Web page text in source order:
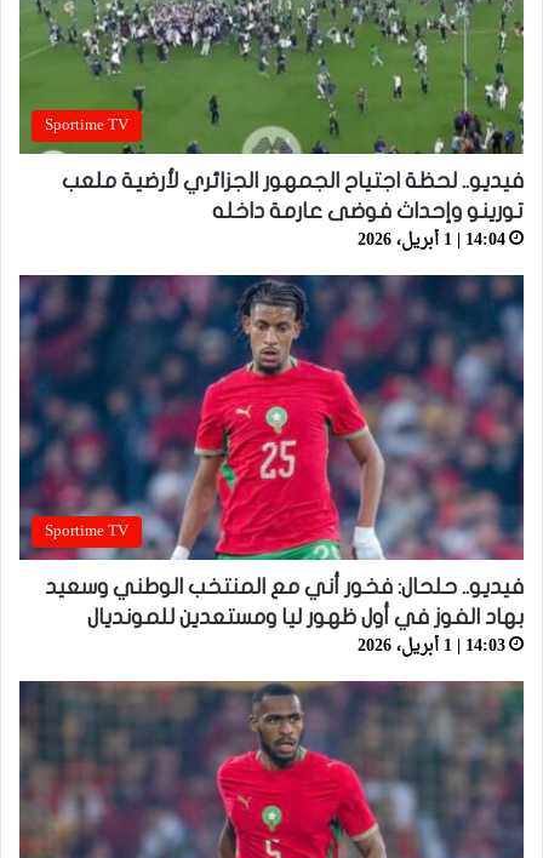
Sportime TV
فيديو.. لحظة اجتياح الجمهور الجزائري لأرضية ملعب
تورينو وإحداث فوضى عارمة داخله
14:04 | 1 أبريل، 2026
Sportime TV
فيديو.. حلحال: فخور أني مع المنتخب الوطني وسعيد
بهاد الفوز في أول ظهور ليا ومستعدين للمونديال
14:03 | 1 أبريل، 2026